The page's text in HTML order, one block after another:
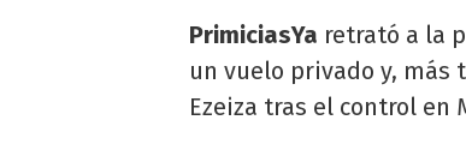
PrimiciasYa retrató a la
un vuelo privado y,
Ezeiza tras el control en